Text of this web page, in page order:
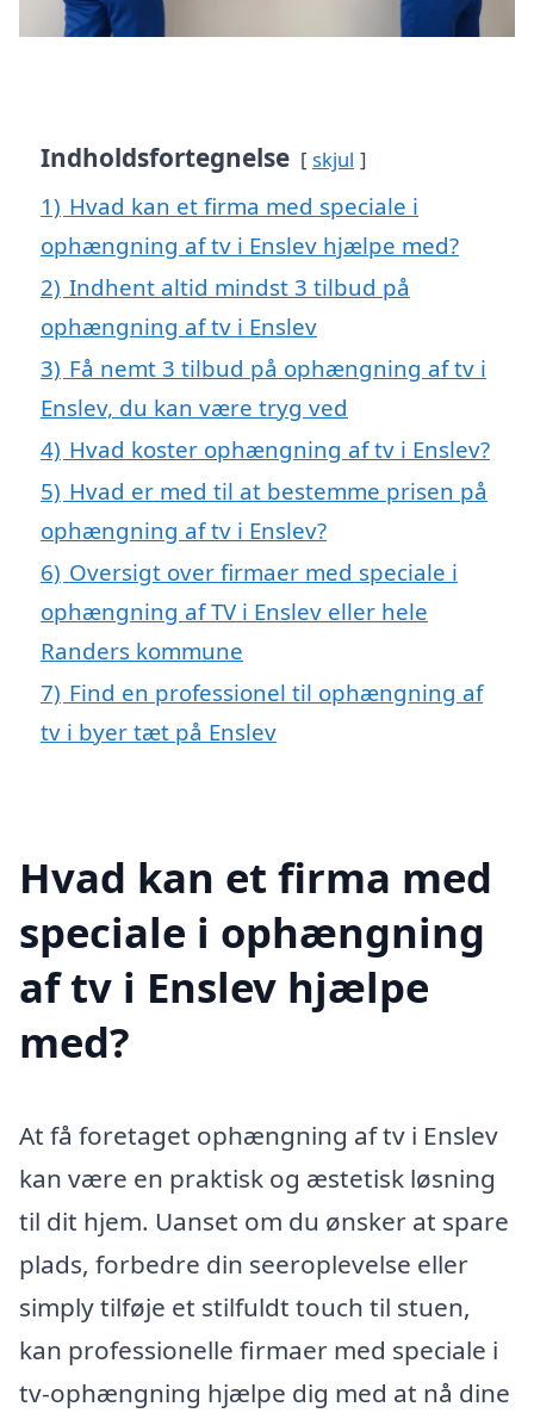
Indholdsfortegnelse skjul
1) Hvad kan et firma med speciale i
ophængning af tv i Enslev hjælpe med?
2) Indhent altid mindst 3 tilbud på
ophængning af tv i Enslev
3) Få nemt 3 tilbud på ophængning af tv i
Enslev, du kan være tryg ved
4) Hvad koster ophængning af tv i Enslev?
5) Hvad er med til at bestemme prisen på
ophængning af tv i Enslev?
6) Oversigt over firmaer med speciale i
ophængning af TV i Enslev eller hele
Randers kommune
7) Find en professionel til ophængning af
tv i byer tæt på Enslev
Hvad kan et firma med
speciale i ophængning
af tv i Enslev hjælpe
med?
At få foretaget ophængning af tv i Enslev
kan være en praktisk og æstetisk løsning
til dit hjem. Uanset om du ønsker at spare
plads, forbedre din seeroplevelse eller
simply tilføje et stilfuldt touch til stuen,
kan professionelle firmaer med speciale i
tv-ophængning hjælpe dig med at nå dine